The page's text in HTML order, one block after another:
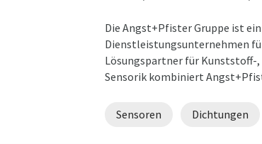
Die Angst+Pfister Gruppe ist
Dienstleistungsunternehmen
Lösungspartner für Kunststoff-
Sensorik kombiniert
Sensoren Dichtungen